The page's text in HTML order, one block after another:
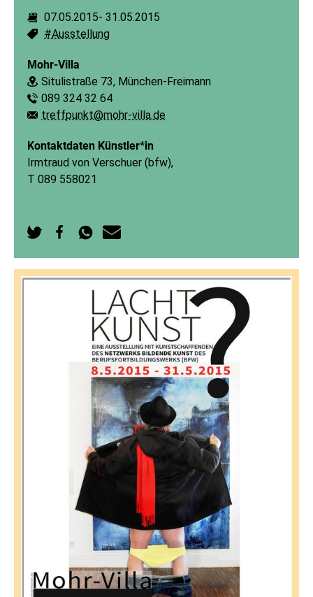
Dauer:
07.05.2015-31.05.2015
Schlagworte:
#Ausstellung
Mohr-Villa
Ort:
Situlistraße 73, München-Freimann
Telefon:
089 324 32 64
E-Mail:
treffpunkt@mohr-villa.de
Kontaktdaten Künstler*in
Irmtraud von Verschuer (bfw),
T 089 558021
TwitterFacebookWhatsApp
E-
senden